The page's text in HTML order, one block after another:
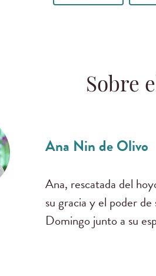
Sobre
Ana Nin de Olivo
Ana, rescatada del
su gracia y el poder
Domingo junto a su